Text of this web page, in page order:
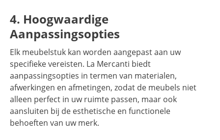
4. Hoogwaardige
Aanpassingsopties
Elk meubelstuk kan worden aangepast aan uw
specifieke vereisten. La Mercanti biedt
aanpassingsopties in termen van materialen,
afwerkingen en afmetingen, zodat de meubels niet
alleen perfect in uw ruimte passen, maar ook
aansluiten bij de esthetische en functionele
behoeften van uw merk.